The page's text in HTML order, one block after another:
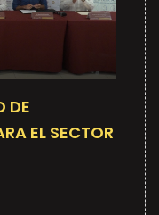
DE
EL SECTOR